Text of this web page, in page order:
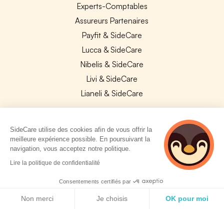
Experts-Comptables
Assureurs Partenaires
Payfit & SideCare
Lucca & SideCare
Nibelis & SideCare
Livi & SideCare
Lianeli & SideCare
API SideCare
Les SIRH / Systèmes de paie connectés
Se connecter
SideCare utilise des cookies afin de vous offrir la
meilleure expérience possible. En poursuivant la
navigation, vous acceptez notre politique.
Lire la politique de confidentialité
Consentements certifiés par
Non merci Je choisis OK pour moi
2 personnes
consultent
actuellement cette